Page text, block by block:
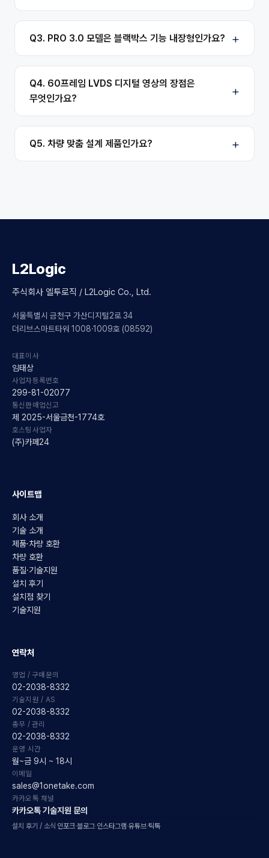
Q3. PRO 3.0 모델은 블랙박스 기능 내장형인가요?
Q4. 60프레임 LVDS 디지털 영상의 장점은
무엇인가요?
Q5. 차량 맞춤 설계 제품인가요?
L2Logic
주식회사 엘투로직 / L2Logic Co., Ltd.
서울특별시 금천구 가산디지털2로 34
더리브스마트타워 1008·1009호 (08592)
대표이사
임태상
사업자등록번호
299-81-02077
통신판매업신고
제 2025-서울금천-1774호
호스팅사업자
(주)카페24
사이트맵
회사 소개
기술 소개
제품·차량 호환
차량 호환
품질·기술지원
설치 후기
설치점 찾기
기술지원
연락처
영업 / 구매문의
02-2038-8332
기술지원 / AS
02-2038-8332
총무 / 관리
02-2038-8332
운영 시간
월~금 9시 ~ 18시
이메일
sales@1onetake.com
카카오톡 채널
카카오톡 기술지원 문의
설치 후기 / 소식 인포크·블로그·인스타그램·유튜브·틱톡